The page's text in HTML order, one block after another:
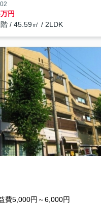
円
/ 45.59㎡ / 2LDK
費5,000円～6,000円